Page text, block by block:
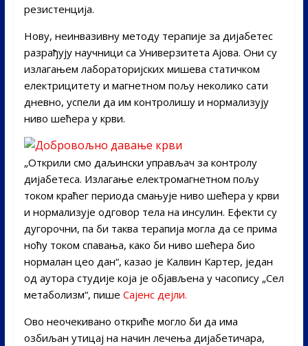
резистенција.
Нову, неинвазивну методу терапије за дијабетес
разрађују научници са Универзитета Ајова. Они су
излагањем лабораторијских мишева статичком
електрицитету и магнетном пољу неколико сати
дневно, успели да им контролишу и нормализују
ниво шећера у крви.
„Открили смо даљински управљач за контролу
дијабетеса. Излагање електромагнетном пољу
током краћег периода смањује ниво шећера у крви
и нормализује одговор тела на инсулин. Ефекти су
дугорочни, па би таква терапија могла да се прима
ноћу током спавања, како би ниво шећера био
нормалан цео дан“, казао је Калвин Картер, један
од аутора студије која је објављена у часопису „Сел
метаболизм“, пише Сајенс дејли.
Ово неочекивано откриће могло би да има
озбиљан утицај на начин лечења дијабетичара,